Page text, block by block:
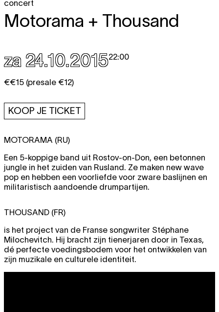
concert
Motorama + Thousand
za 24.10.201522:00
€€15 (presale €12)
KOOP JE TICKET
MOTORAMA (RU)
Een 5-koppige band uit Rostov-on-Don, een betonnen
jungle in het zuiden van Rusland. Ze maken new wave
pop en hebben een voorliefde voor zware baslijnen en
militaristisch aandoende drumpartijen.
THOUSAND (FR)
is het project van de Franse songwriter Stéphane
Milochevitch. Hij bracht zijn tienerjaren door in Texas,
dé perfecte voedingsbodem voor het ontwikkelen van
zijn muzikale en culturele identiteit.